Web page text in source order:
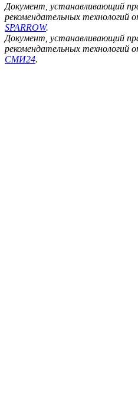
Документ, устанавливающий
рекомендательных технологий
SPARROW.
Документ, устанавливающий
рекомендательных технологий
СМИ24.